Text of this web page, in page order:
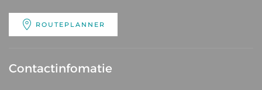
ROUTEPLANNER
Contactinfomatie